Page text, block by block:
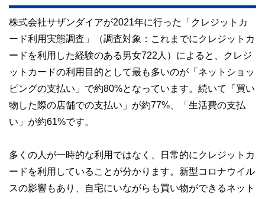
株式会社サザンダイアが2021年に行った「クレジットカ
ード利用実態調査」（調査対象：これまでにクレジットカ
ードを利用した経験のある男女722人）によると、クレジ
ットカードの利用目的として最も多いのが「ネットショッ
ピングの支払い」で約80%となっています。続いて「買い
物した際の店舗での支払い」が約77%、「生活費の支払
い」が約61%です。
多くの人が一時的な利用ではなく、日常的にクレジットカ
ードを利用していることが分かります。新型コロナウイル
スの影響もあり、自宅にいながらも買い物ができるネット